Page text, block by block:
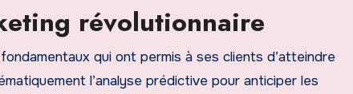
révolutionnaire
qui ont permis à ses clients d’atteindre
l’analyse prédictive pour anticiper les